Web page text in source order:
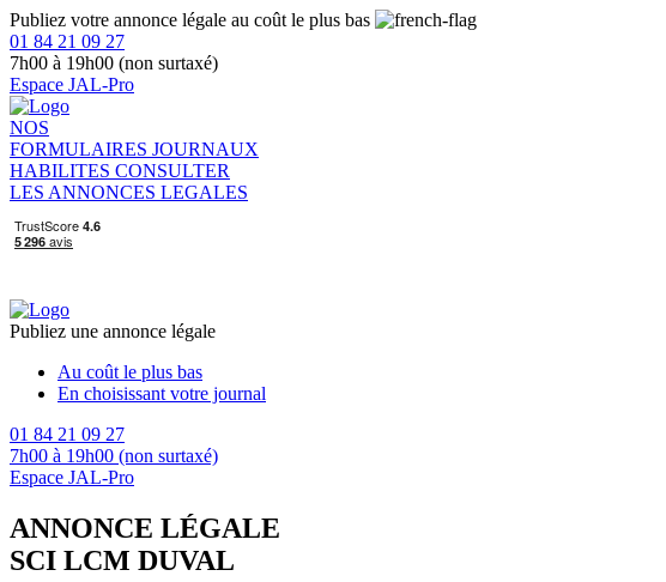
Publiez votre annonce légale au coût le plus bas
01 84 21 09 27
7h00 à 19h00 (non surtaxé)
Espace JAL-Pro
NOS
FORMULAIRES JOURNAUX
HABILITES CONSULTER
LES ANNONCES LEGALES
Publiez une annonce légale
Au coût le plus bas
En choisissant votre journal
01 84 21 09 27
7h00 à 19h00 (non surtaxé)
Espace JAL-Pro
ANNONCE LÉGALE
SCI LCM DUVAL